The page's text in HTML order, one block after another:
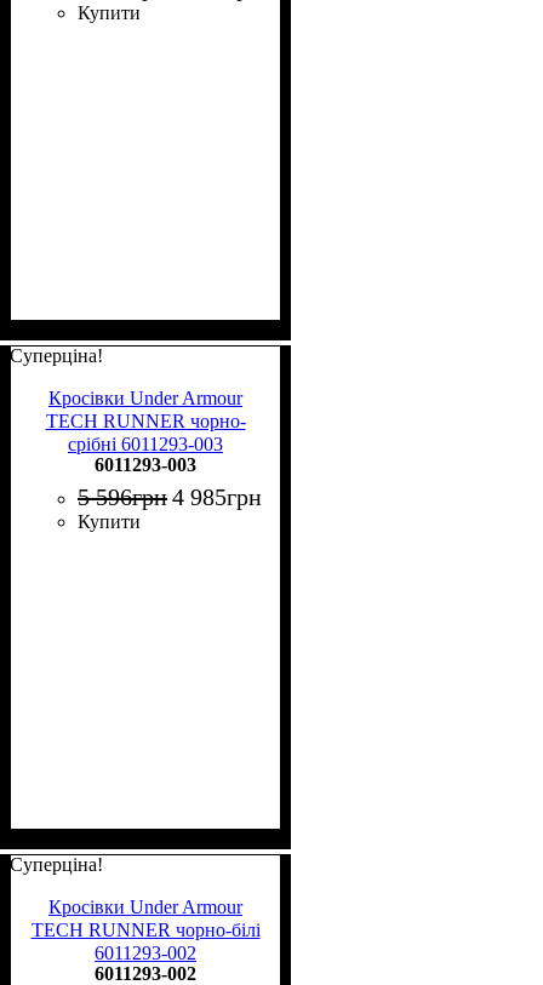
Купити
Суперціна!
Кросівки Under Armour
TECH RUNNER чорно-
срібні 6011293-003
6011293-003
5 596грн4 985грн
Купити
Суперціна!
Кросівки Under Armour
TECH RUNNER чорно-білі
6011293-002
6011293-002